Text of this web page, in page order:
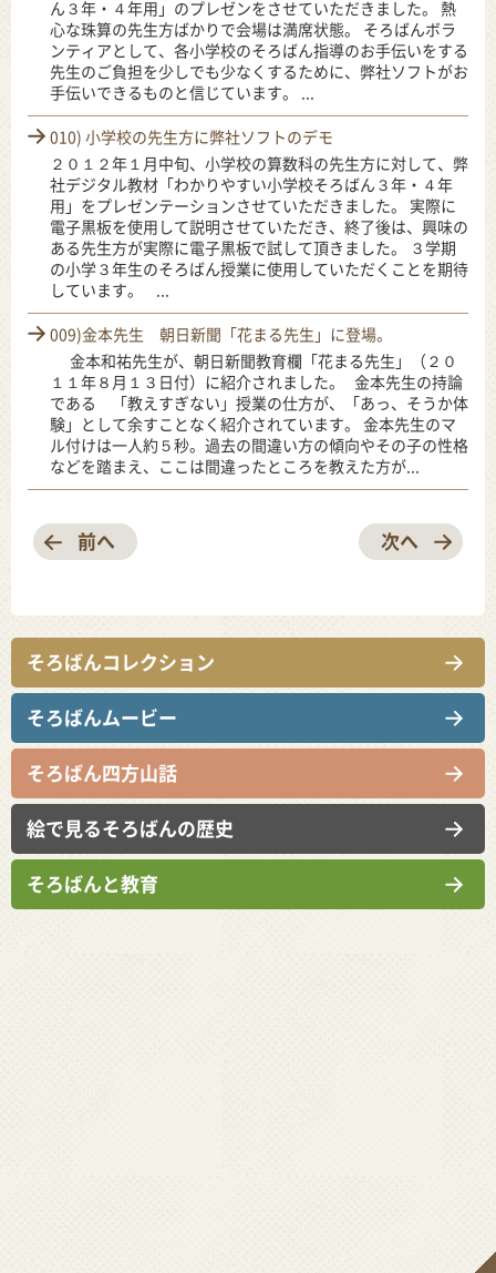
ん３年・４年用」のプレゼンをさせていただきました。 熱
心な珠算の先生方ばかりで会場は満席状態。 そろばんボラ
ンティアとして、各小学校のそろばん指導のお手伝いをする
先生のご負担を少しでも少なくするために、弊社ソフトがお
手伝いできるものと信じています。 ...
010) 小学校の先生方に弊社ソフトのデモ
２０１２年１月中旬、小学校の算数科の先生方に対して、弊
社デジタル教材「わかりやすい小学校そろばん３年・４年
用」をプレゼンテーションさせていただきました。 実際に
電子黒板を使用して説明させていただき、終了後は、興味の
ある先生方が実際に電子黒板で試して頂きました。 ３学期
の小学３年生のそろばん授業に使用していただくことを期待
しています。 ...
009)金本先生 朝日新聞「花まる先生」に登場。
金本和祐先生が、朝日新聞教育欄「花まる先生」（２０
１１年８月１３日付）に紹介されました。 金本先生の持論
である 「教えすぎない」授業の仕方が、「あっ、そうか体
験」として余すことなく紹介されています。 金本先生のマ
ル付けは一人約５秒。過去の間違い方の傾向やその子の性格
などを踏まえ、ここは間違ったところを教えた方が...
前へ 次へ
そろばんコレクション
そろばんムービー
そろばん四方山話
絵で見るそろばんの歴史
そろばんと教育